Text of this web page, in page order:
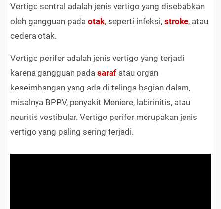
Vertigo sentral adalah jenis vertigo yang disebabkan
oleh gangguan pada otak, seperti infeksi, stroke, atau
cedera otak.
Vertigo perifer adalah jenis vertigo yang terjadi
karena gangguan pada saraf atau organ
keseimbangan yang ada di telinga bagian dalam,
misalnya BPPV, penyakit Meniere, labirinitis, atau
neuritis vestibular. Vertigo perifer merupakan jenis
vertigo yang paling sering terjadi.